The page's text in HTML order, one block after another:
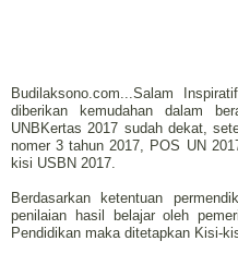
Budilaksono.com...Salam
diberikan kemudahan dalam
UNBKertas 2017 sudah dekat,
nomer 3 tahun 2017, POS UN
kisi USBN 2017.
Berdasarkan ketentuan
penilaian hasil belajar oleh
Pendidikan maka ditetapkan Kisi-